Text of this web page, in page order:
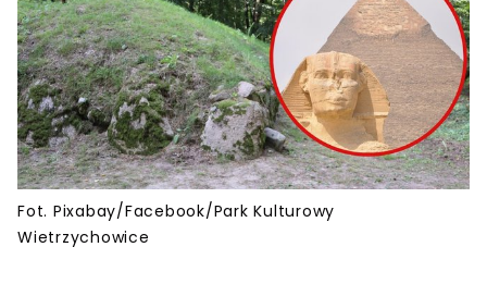
Fot. Pixabay/Facebook/Park Kulturowy
Wietrzychowice